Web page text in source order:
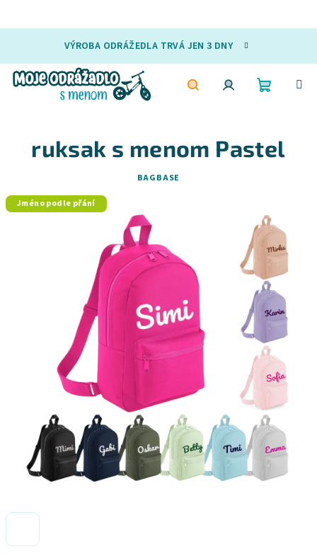
obsah
VÝROBA ODRÁŽEDLA TRVÁ JEN 3 DNY
košík
ruksak s menom Pastel
BAGBASE
Jméno podle přání